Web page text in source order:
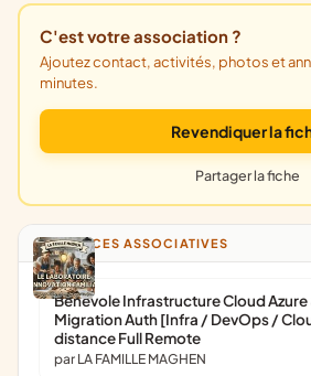
C'est votre association ?
Ajoutez contact, activités, photos et annonces. Gratuit, en 5
minutes.
Revendiquer la
Partager la fiche
ANNONCES ASSOCIATIVES
Bénévole Infrastructure Cloud Azure
Migration Auth [Infra / DevOps /
distance Full Remote
par LA FAMILLE MAGHEN